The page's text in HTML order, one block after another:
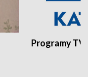
Programy